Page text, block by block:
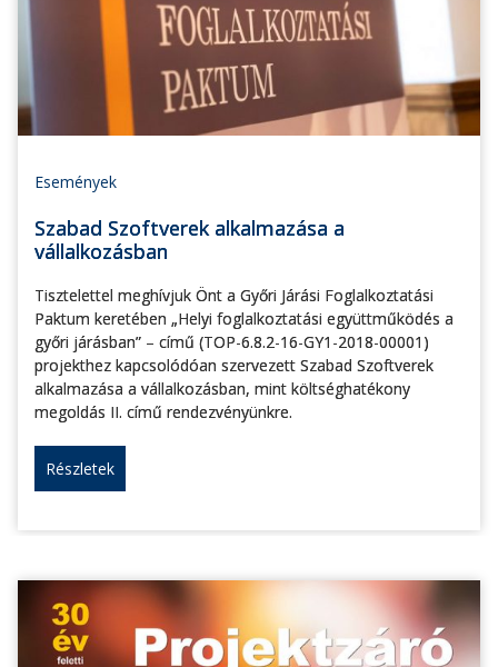
Események
Szabad Szoftverek alkalmazása a
vállalkozásban
Tisztelettel meghívjuk Önt a Győri Járási Foglalkoztatási
Paktum keretében „Helyi foglalkoztatási együttműködés a
győri járásban” – című (TOP-6.8.2-16-GY1-2018-00001)
projekthez kapcsolódóan szervezett Szabad Szoftverek
alkalmazása a vállalkozásban, mint költséghatékony
megoldás II. című rendezvényünkre.
Részletek